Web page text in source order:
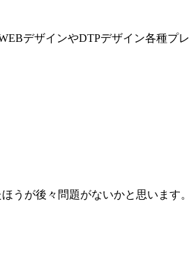
デザインやDTPデザイン各種プレ
うが後々問題がないかと思います。